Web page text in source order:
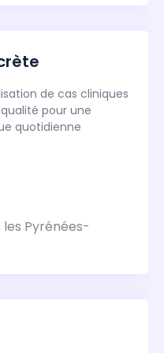
de cas cliniques
pour une
quotidienne
Pyrénées-